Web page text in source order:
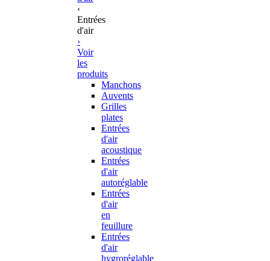
‹
Entrées
d'air
›
Voir
les
produits
Manchons
Auvents
Grilles
plates
Entrées
d'air
acoustique
Entrées
d'air
autoréglable
Entrées
d'air
en
feuillure
Entrées
d'air
hygroréglable